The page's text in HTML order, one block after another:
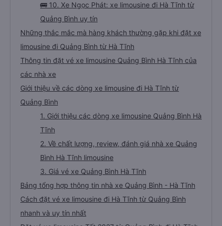
🚌 10. Xe Ngọc Phát: xe limousine đi Hà Tĩnh từ
Quảng Bình uy tín
Những thắc mắc mà hàng khách thường gặp khi đặt xe
limousine đi Quảng Bình từ Hà Tĩnh
Thông tin đặt vé xe limousine Quảng Bình Hà Tĩnh của
các nhà xe
Giới thiệu về các dòng xe limousine đi Hà Tĩnh từ
Quảng Bình
1. Giới thiệu các dòng xe limousine Quảng Bình Hà
Tĩnh
2. Về chất lượng, review, đánh giá nhà xe Quảng
Bình Hà Tĩnh limousine
3. Giá vé xe Quảng Bình Hà Tĩnh
Bảng tổng hợp thông tin nhà xe Quảng Bình - Hà Tĩnh
Cách đặt vé xe limousine đi Hà Tĩnh từ Quảng Bình
nhanh và uy tín nhất